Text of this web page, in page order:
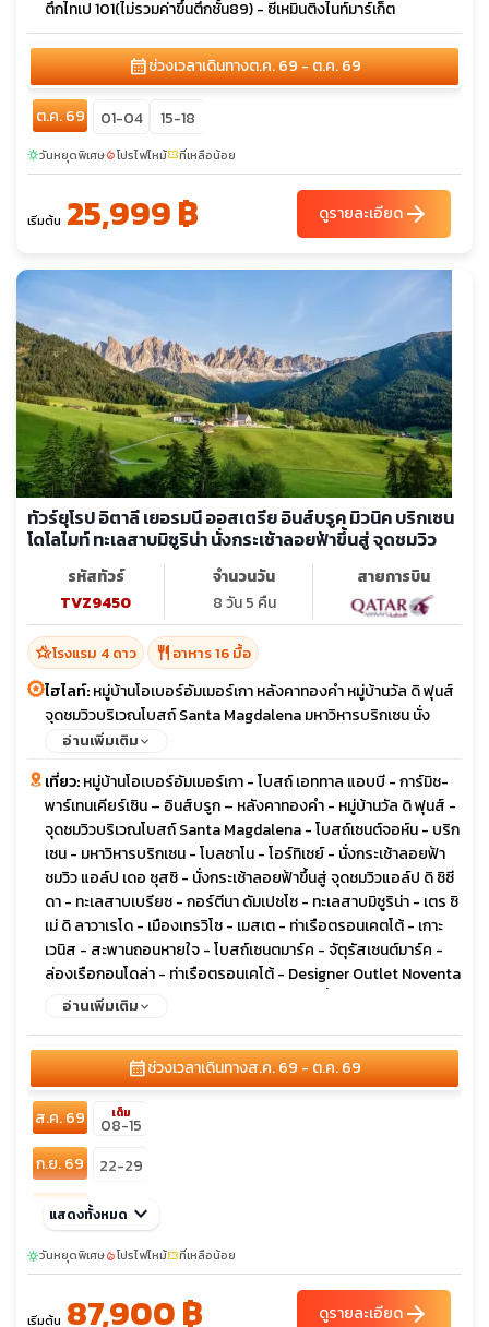
ตึกไทเป 101(ไม่รวมค่าขึ้นตึกชั้น89) - ซีเหมินติงไนท์มาร์เก็ต
calendar_monthช่วงเวลาเดินทางต.ค. 69 - ต.ค. 69
ต.ค. 69 01-04 15-18
sunnyวันหยุดพิเศษlocal_fire_departmentโปรไฟไหม้confirmation_numberที่เหลือน้อย
เริ่มต้น 25,999 ฿ ดูรายละเอียดarrow_forward
ทัวร์ยุโรป อิตาลี เยอรมนี ออสเตรีย อินส์บรูค มิวนิค บริกเซน
โดโลไมท์ ทะเลสาบมิซูริน่า นั่งกระเช้าลอยฟ้าขึ้นสู่ จุดชมวิว
รหัสทัวร์
TVZ9450
จำนวนวัน
8 วัน 5 คืน
สายการบิน
hotel_classโรงแรม 4 ดาว restaurant อาหาร 16 มื้อ
ไฮไลท์:หมู่บ้านโอเบอร์อัมเมอร์เกา หลังคาทองคำ หมู่บ้านวัล ดิ ฟุนส์
จุดชมวิวบริเวณโบสถ์ Santa Magdalena มหาวิหารบริกเซน นั่ง
กระเช้าลอยฟ้า ชมวิว แอล์ป เดอ ซุสซิ กระเช้าลอยฟ้าขึ้นสู่ จุดชมวิว
ล่องเรือกอนโดล่า ท่าเรือตรอนเคโต้ ปาลาโซซเดอิเทรเซนโต
อ่านเพิ่มเติม
เที่ยว:หมู่บ้านโอเบอร์อัมเมอร์เกา - โบสถ์ เอททาล แอบบี - การ์มิช-
พาร์เทนเคียร์เซิน – อินส์บรูก – หลังคาทองคำ - หมู่บ้านวัล ดิ ฟุนส์ -
จุดชมวิวบริเวณโบสถ์ Santa Magdalena - โบสถ์เซนต์จอห์น - บริก
เซน - มหาวิหารบริกเซน - โบลซาโน - โอร์ทิเซย์ - นั่งกระเช้าลอยฟ้า
ชมวิว แอล์ป เดอ ซุสซิ - นั่งกระเช้าลอยฟ้าขึ้นสู่ จุดชมวิวแอล์ป ดิ ซิซี
ดา - ทะเลสาบเบรียซ - กอร์ตีนา ดัมเปซโซ - ทะเลสาบมิชูริน่า - เตร ซิ
เม่ ดิ ลาวาเรโด - เมืองเทรวิโซ - เมสเต - ท่าเรือตรอนเคตโต้ - เกาะ
เวนิส - สะพานถอนหายใจ - โบสถ์เซนตมาร์ค - จัตุรัสเซนต์มาร์ค -
ล่องเรือกอนโดล่า - ท่าเรือตรอนเคโต้ - Designer Outlet Noventa
di Piave - เทรวิโซ - ปาลาโซซเดอิเทรเซนโต - น้ำพุแห่งหน้าอก
อ่านเพิ่มเติม
calendar_monthช่วงเวลาเดินทางส.ค. 69 - ต.ค. 69
ส.ค. 69 เต็ม
08-15
ก.ย. 69
22-29
ต.ค. 69
10-17
แสดงทั้งหมด keyboard_arrow_down
sunnyวันหยุดพิเศษlocal_fire_departmentโปรไฟไหม้confirmation_numberที่เหลือน้อย
เริ่มต้น 87,900 ฿ ดูรายละเอียดarrow_forward